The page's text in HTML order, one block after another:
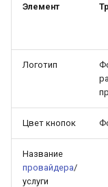
Элемент
Логотип
Цвет кнопок
Название
провайдера/
услуги